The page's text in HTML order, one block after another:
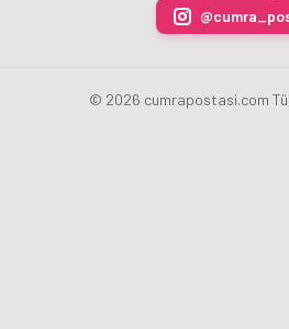
© 2026 cumrapostasi.com